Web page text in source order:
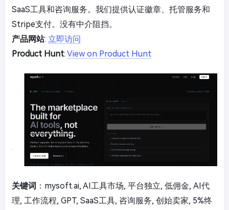
SaaS工具和咨询服务。我们提供认证徽章、托管服务和
Stripe支付。没有中介阻挡。
产品网站: 立即访问
Product Hunt: View on Product Hunt
关键词 ：mysoft.ai, AI工具市场, 平台独立, 低佣金, AI代
理, 工作流程, GPT, SaaS工具, 咨询服务, 创始卖家, 5%终